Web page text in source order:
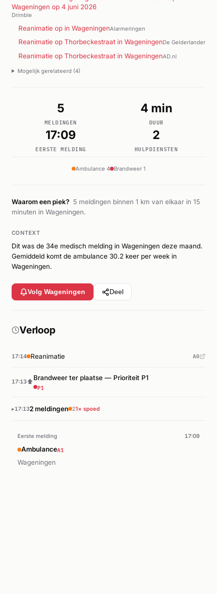
Wageningen op 4 juni 2026
Drimble
Reanimatie op in WageningenAlarmeringen
Reanimatie op Thorbeckestraat in WageningenDe Gelderlander
Reanimatie op Thorbeckestraat in WageningenAD.nl
Mogelijk gerelateerd (4)
5
MELDINGEN
4 min
DUUR
17:09
EERSTE MELDING
2
HULPDIENSTEN
Ambulance 4 Brandweer 1
Waarom een piek? 5 meldingen binnen 1 km van elkaar in 15
minuten in Wageningen.
CONTEXT
Dit was de 34e medisch melding in Wageningen deze maand.
Gemiddeld komt de ambulance 30.2 keer per week in
Wageningen.
Volg Wageningen Deel
Verloop
17:14 Reanimatie A0
17:13⬆
Brandweer ter plaatse — Prioriteit P1
P1
17:132 meldingen 21× spoed
Eerste melding 17:09
AmbulanceA1
Wageningen